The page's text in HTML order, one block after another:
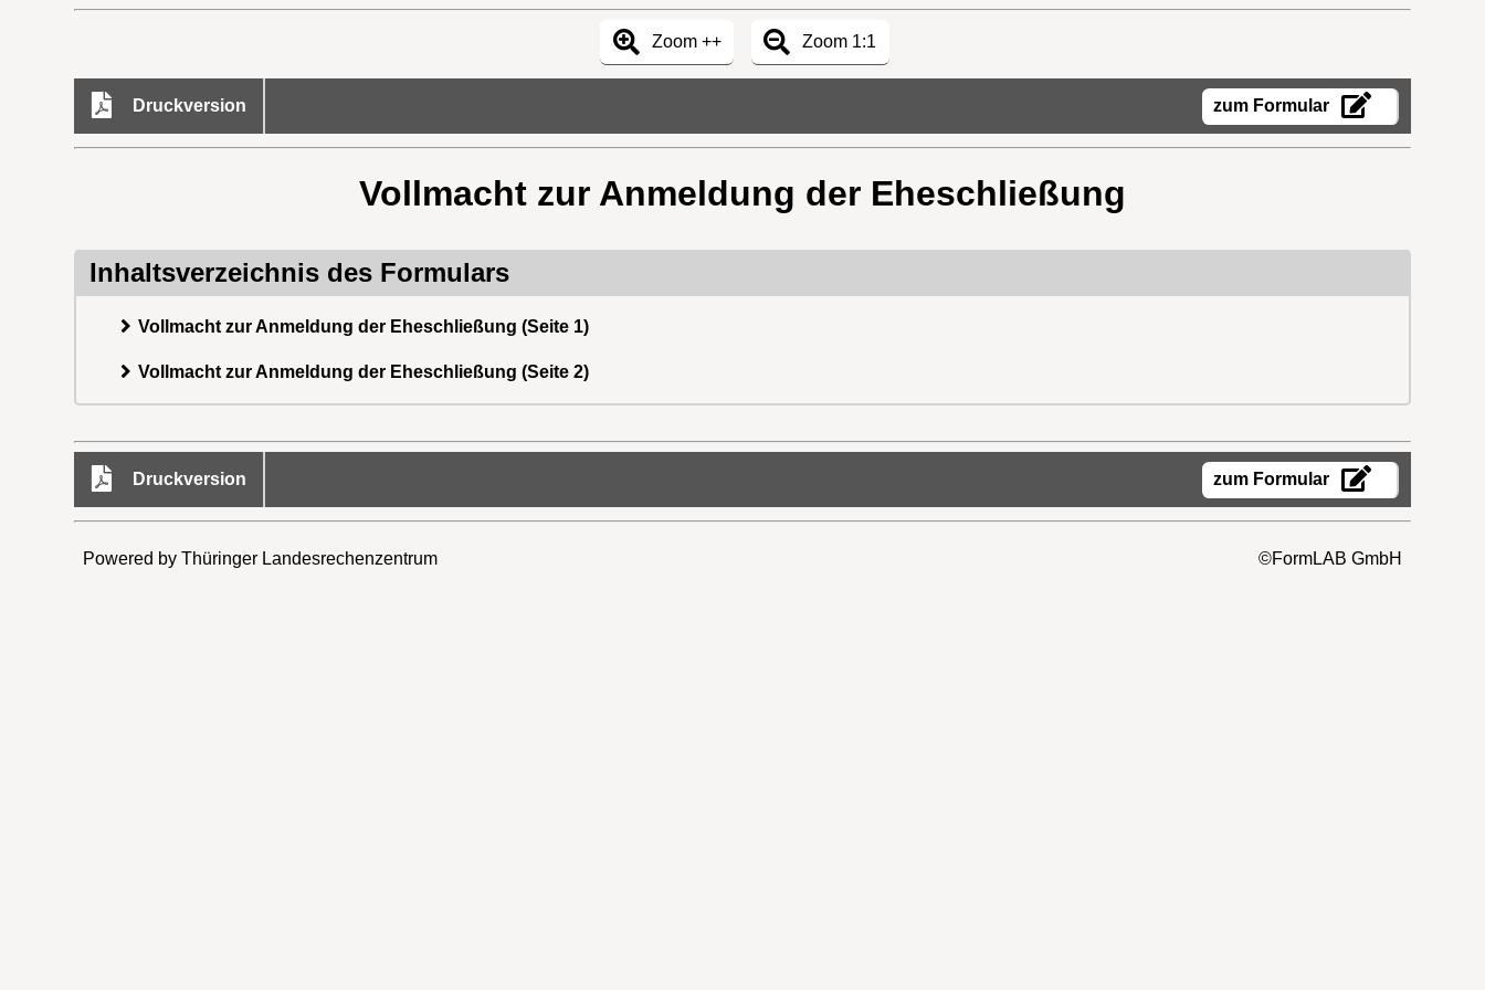
Zoom ++ Zoom 1:1
Druckversion zum Formular
Vollmacht zur Anmeldung der Eheschließung
Inhaltsverzeichnis des Formulars
Vollmacht zur Anmeldung der Eheschließung (Seite 1)
Vollmacht zur Anmeldung der Eheschließung (Seite 2)
Druckversion zum Formular
Powered by Thüringer Landesrechenzentrum ©FormLAB GmbH